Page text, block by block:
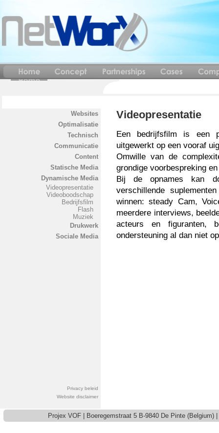
Websites
Optimalisatie
Technisch
Communicatie
Content
Statische Media
Dynamische Media
Videopresentatie
Videoboodschap
Bedrijfsfilm
Flash
Muziek
Drukwerk
Sociale Media
Videopresentatie
Een bedrijfsfilm is een
uitgewerkt op een vooraf
Omwille van de
grondige voorbespreking
Bij de opnames kan
verschillende
winnen: steady Cam,
meerdere interviews,
acteurs en figuranten,
ondersteuning al dan niet
Privacy beleid
Website disclaimer
Projex VOF | Boeregemstraat 5 B-9840 De Pinte